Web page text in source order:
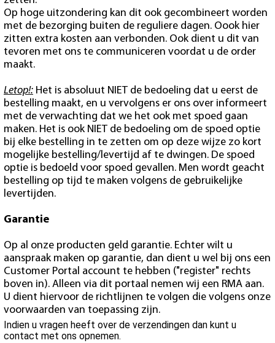
Op hoge uitzondering kan dit ook gecombineert worden
met de bezorging buiten de reguliere dagen. Oook hier
zitten extra kosten aan verbonden. Ook dient u dit van
tevoren met ons te communiceren voordat u de order
maakt.
Letop!: Het is absoluut NIET de bedoeling dat u eerst de
bestelling maakt, en u vervolgens er ons over informeert
met de verwachting dat we het ook met spoed gaan
maken. Het is ook NIET de bedoeling om de spoed optie
bij elke bestelling in te zetten om op deze wijze zo kort
mogelijke bestelling/levertijd af te dwingen. De spoed
optie is bedoeld voor spoed gevallen. Men wordt geacht
bestelling op tijd te maken volgens de gebruikelijke
levertijden.
Garantie
Op al onze producten geld garantie. Echter wilt u
aanspraak maken op garantie, dan dient u wel bij ons een
Customer Portal account te hebben ("register" rechts
boven in). Alleen via dit portaal nemen wij een RMA aan.
U dient hiervoor de richtlijnen te volgen die volgens onze
voorwaarden van toepassing zijn.
Indien u vragen heeft over de verzendingen dan kunt u
contact met ons opnemen.